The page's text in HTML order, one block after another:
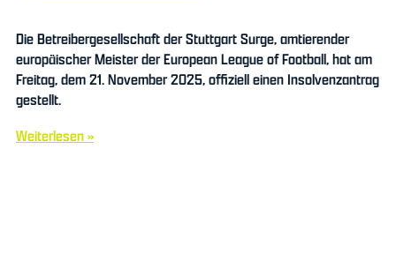
Die Betreibergesellschaft der Stuttgart Surge, amtierender
europäischer Meister der European League of Football, hat am
Freitag, dem 21. November 2025, offiziell einen Insolvenzantrag
gestellt.
Weiterlesen »